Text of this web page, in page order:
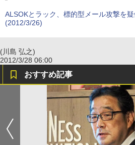
ALSOKとラック、標的型メール攻撃を
(2012/3/26)
(川島 弘之)
2012/3/28 06:00
おすすめ記事